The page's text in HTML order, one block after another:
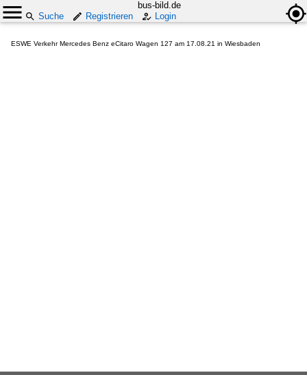
bus-bild.de
Suche
Registrieren Login
ESWE Verkehr Mercedes Benz eCitaro Wagen 127 am 17.08.21 in Wiesbaden